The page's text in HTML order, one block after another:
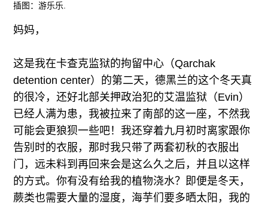
关注我们
插图：游乐乐.
妈妈，
这是我在卡查克监狱的拘留中心（Qarchak
detention center）的第二天，德黑兰的这个冬天真
的很冷，还好北部关押政治犯的艾温监狱（Evin）
已经人满为患，我被拉来了南部的这一座，不然我
可能会更狼狈一些吧！我还穿着九月初时离家跟你
告别时的衣服，那时我只带了两套初秋的衣服出
门，远未料到再回来会是这么久之后，并且以这样
的方式。你有没有给我的植物浇水？即便是冬天，
蕨类也需要大量的湿度，海芋们要多晒太阳，我的